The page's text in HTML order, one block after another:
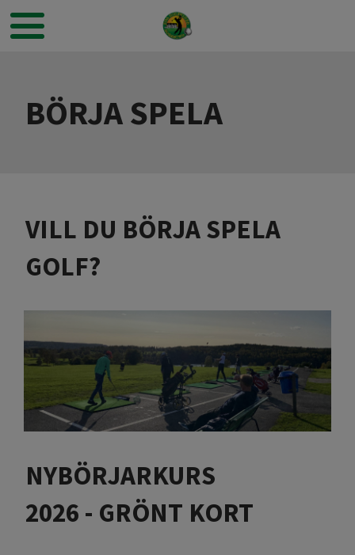
BÖRJA SPELA
VILL DU BÖRJA SPELA
GOLF?
NYBÖRJARKURS
2026 - GRÖNT KORT